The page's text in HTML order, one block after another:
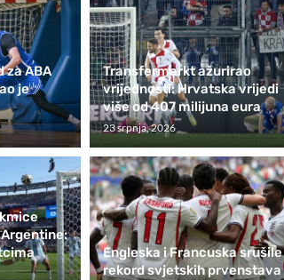
za ABA
je
Transfermarkt ažurirao
vrijednosti: Hrvatska vrijedi
više od 407 milijuna eura
23 srpnja, 2026
Engleska i Francuska srušile
rekord svjetskih prvenstava